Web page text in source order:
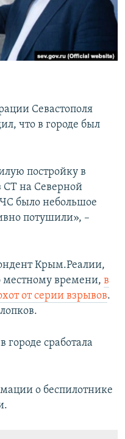
Севастополя
что в городе был
постройку в
СТ на Северной
было небольшое
потушили», –
Крым.Реалии,
местному времени, в
от серии взрывов.
городе сработала
о беспилотнике